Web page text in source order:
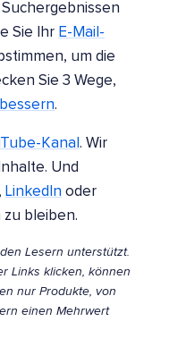
Sie Ihr E-Mail-
um die
Sie 3 Wege,
.
Kanal . Wir
Und
, LinkedIn oder
zu bleiben.
Lesern unterstützt.
Links klicken, können
nur Produkte, von
einen Mehrwert